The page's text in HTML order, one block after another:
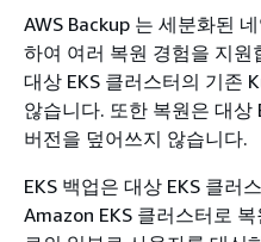
AWS Backup 는 세분화된
하여 여러 복원 경험을 지
대상 EKS 클러스터의 기존
않습니다. 또한 복원은 대
버전을 덮어쓰지 않습니다.
EKS 백업은 대상 EKS 클러
Amazon EKS 클러스터로